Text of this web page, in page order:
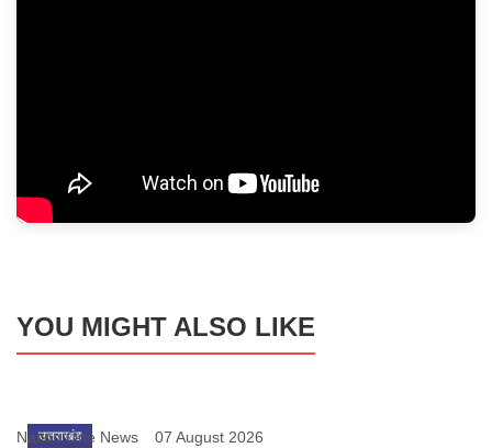
YOU MIGHT ALSO LIKE
उत्तराखंड
Nation One News 07 August 2026